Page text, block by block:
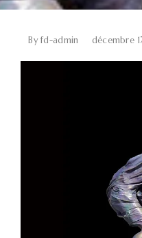
Byfd-admin décembre